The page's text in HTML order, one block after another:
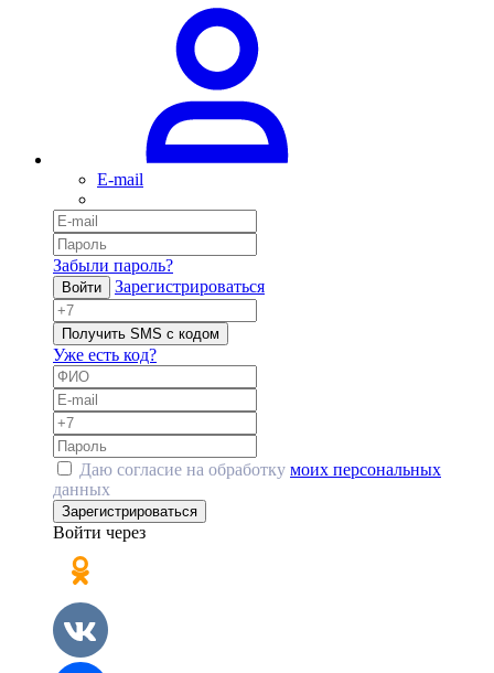
E-mail
Забыли пароль?
Войти Зарегистрироваться
Получить SMS с кодом
Уже есть код?
Даю согласие на обработку моих персональных
данных
Зарегистрироваться
Войти через